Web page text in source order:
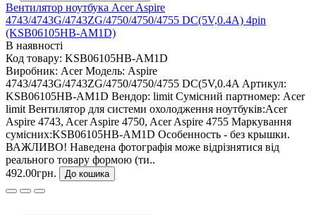
Вентилятор ноутбука Acer Aspire
4743/4743G/4743ZG/4750/4750/4755 DC(5V,0.4A) 4pin
(KSB06105HB-AM1D)
В наявності
Код товару: KSB06105HB-AM1D
Виробник: Acer Модель: Aspire
4743/4743G/4743ZG/4750/4750/4755 DC(5V,0.4A Артикул:
KSB06105HB-AM1D Вендор: limit Сумісний партномер: Acer
limit Вентилятор для системи охолодження ноутбуків:Acer
Aspire 4743, Acer Aspire 4750, Acer Aspire 4755 Маркування
сумісних:KSB06105HB-AM1D Особенность - без крышки.
ВАЖЛИВО! Наведена фотографія може відрізнятися від
реального товару формою (ти..
492.00грн.
До кошика